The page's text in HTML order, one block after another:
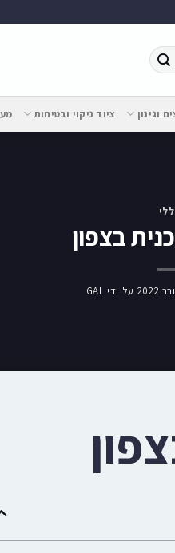
וגינון ציוד ניקוי ובטיחות
בצפון
על ידי GAL